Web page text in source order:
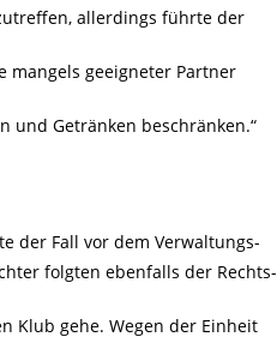
allerdings führte der
mangels geeigneter Partner
und Getränken beschränken.“
der Fall vor dem Verwaltungs-
folgten ebenfalls der Rechts-
Klub gehe. Wegen der Einheit